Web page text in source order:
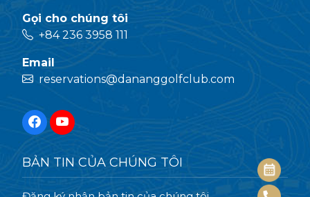
Gọi cho chúng tôi
+84 236 3958 111
Email
reservations@dananggolfclub.com
BẢN TIN CỦA CHÚNG TÔI